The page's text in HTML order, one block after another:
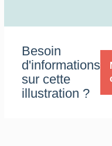
Besoin
d'informations
sur cette
illustration ?